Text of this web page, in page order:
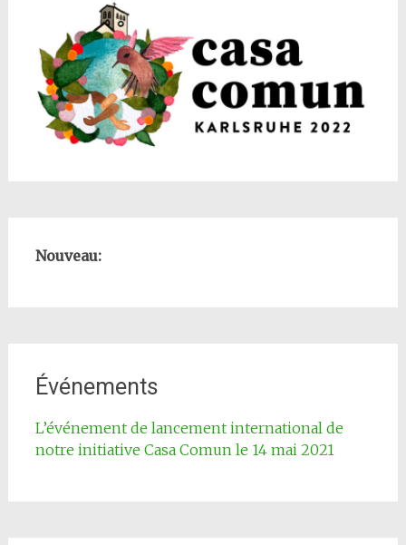
Nouveau:
Événements
L’événement de lancement international de
notre initiative Casa Comun le 14 mai 2021